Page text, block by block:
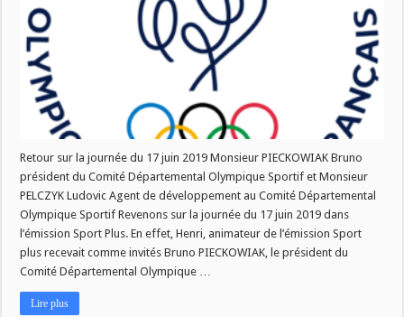
Retour sur la journée du 17 juin 2019 Monsieur PIECKOWIAK Bruno
président du Comité Départemental Olympique Sportif et Monsieur
PELCZYK Ludovic Agent de développement au Comité Départemental
Olympique Sportif Revenons sur la journée du 17 juin 2019 dans
l’émission Sport Plus. En effet, Henri, animateur de l’émission Sport
plus recevait comme invités Bruno PIECKOWIAK, le président du
Comité Départemental Olympique …
Lire plus